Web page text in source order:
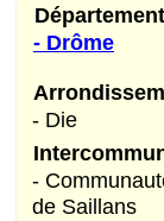
- Drôme
- Die
-
de Saillans